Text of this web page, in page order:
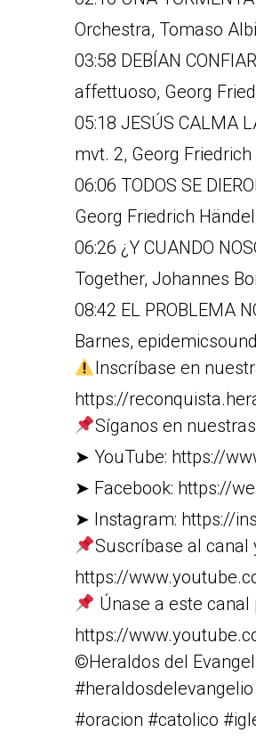
Orchestra, Tomaso
03:58 DEBÍAN
affettuoso, Georg
05:18 JESÚS CALMA
mvt. 2, Georg
06:06 TODOS SE
Georg Friedrich
06:26 ¿Y CUANDO
Together, Johannes
08:42 EL PROBLEMA
Barnes,
Inscríbase en
https://
Síganos en
➤ YouTube: https://
➤ Facebook: https://
➤ Instagram: https://
Suscríbase al canal
https://
Únase a este canal
https://
©Heraldos del
#oracion #catolico